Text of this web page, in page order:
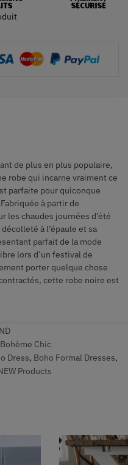
de plus en plus populaire,
robe qui incarne vraiment ce
parfaite pour quiconque
à partir de
les chaudes journées d’été
à l’épaule et sa
parfait de la mode
lors d’un festival de
porter quelque chose
cette robe noire est
ND
Chic
Dress, Boho Formal Dresses,
Products